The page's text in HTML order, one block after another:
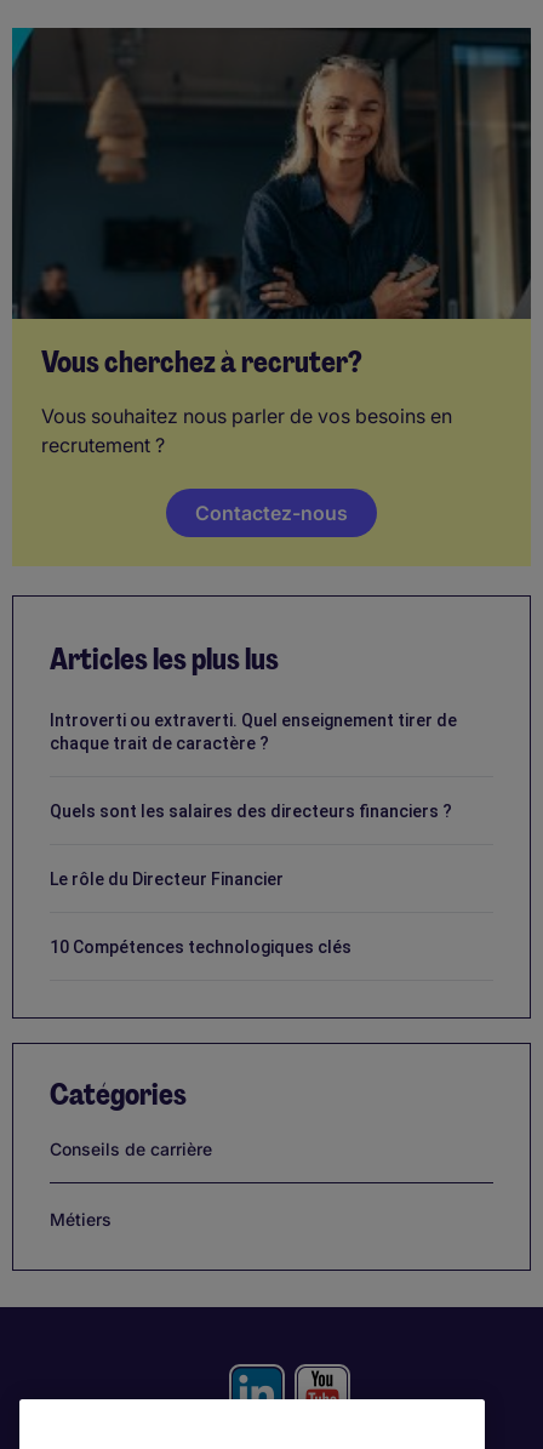
Vous cherchez à recruter?
Vous souhaitez nous parler de vos besoins en
recrutement ?
Contactez-nous
Articles les plus lus
Introverti ou extraverti. Quel enseignement tirer de
chaque trait de caractère ?
Quels sont les salaires des directeurs financiers ?
Le rôle du Directeur Financier
10 Compétences technologiques clés
Catégories
Conseils de carrière
Métiers